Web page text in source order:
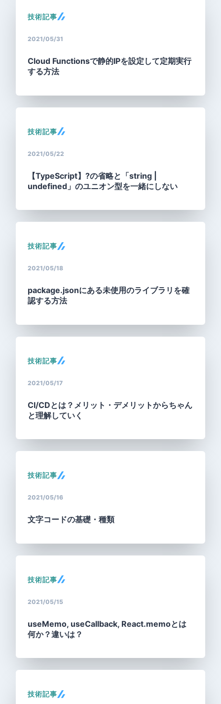
技術記事
2021/05/31
Cloud Functionsで静的IPを設定して定期実行
する方法
技術記事
2021/05/22
【TypeScript】?の省略と「string |
undefined」のユニオン型を一緒にしない
技術記事
2021/05/18
package.jsonにある未使用のライブラリを確
認する方法
技術記事
2021/05/17
CI/CDとは？メリット・デメリットからちゃん
と理解していく
技術記事
2021/05/16
文字コードの基礎・種類
技術記事
2021/05/15
useMemo, useCallback, React.memoとは
何か？違いは？
技術記事